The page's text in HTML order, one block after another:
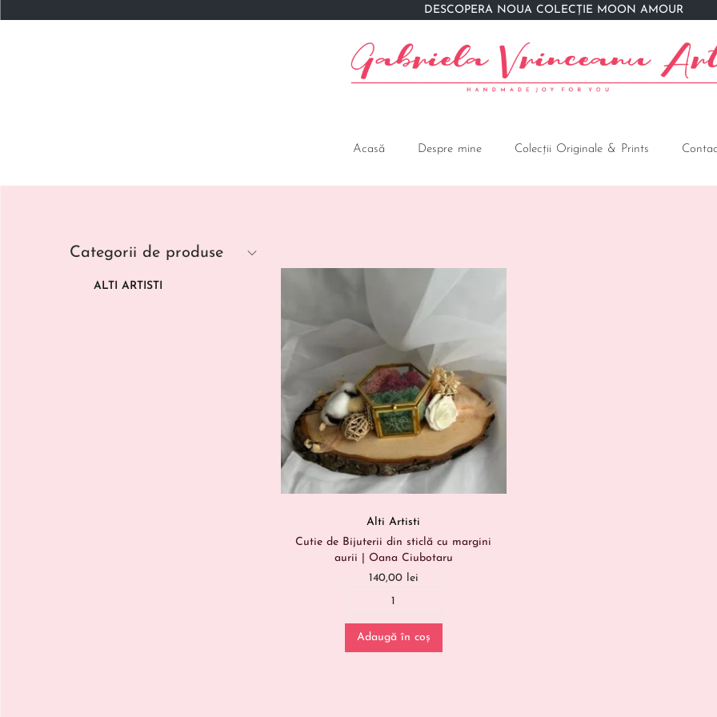
DESCOPERĂ NOUA COLECȚIE MOON AMOUR
Acasă Despre mine Colecții Originale & Prints
Alti Artisti
Cutie de Bijuterii din sticlă cu margini
aurii | Oana Ciubotaru
140,00 lei
Adaugă în coș
Categorii de produse
ALTI ARTISTI